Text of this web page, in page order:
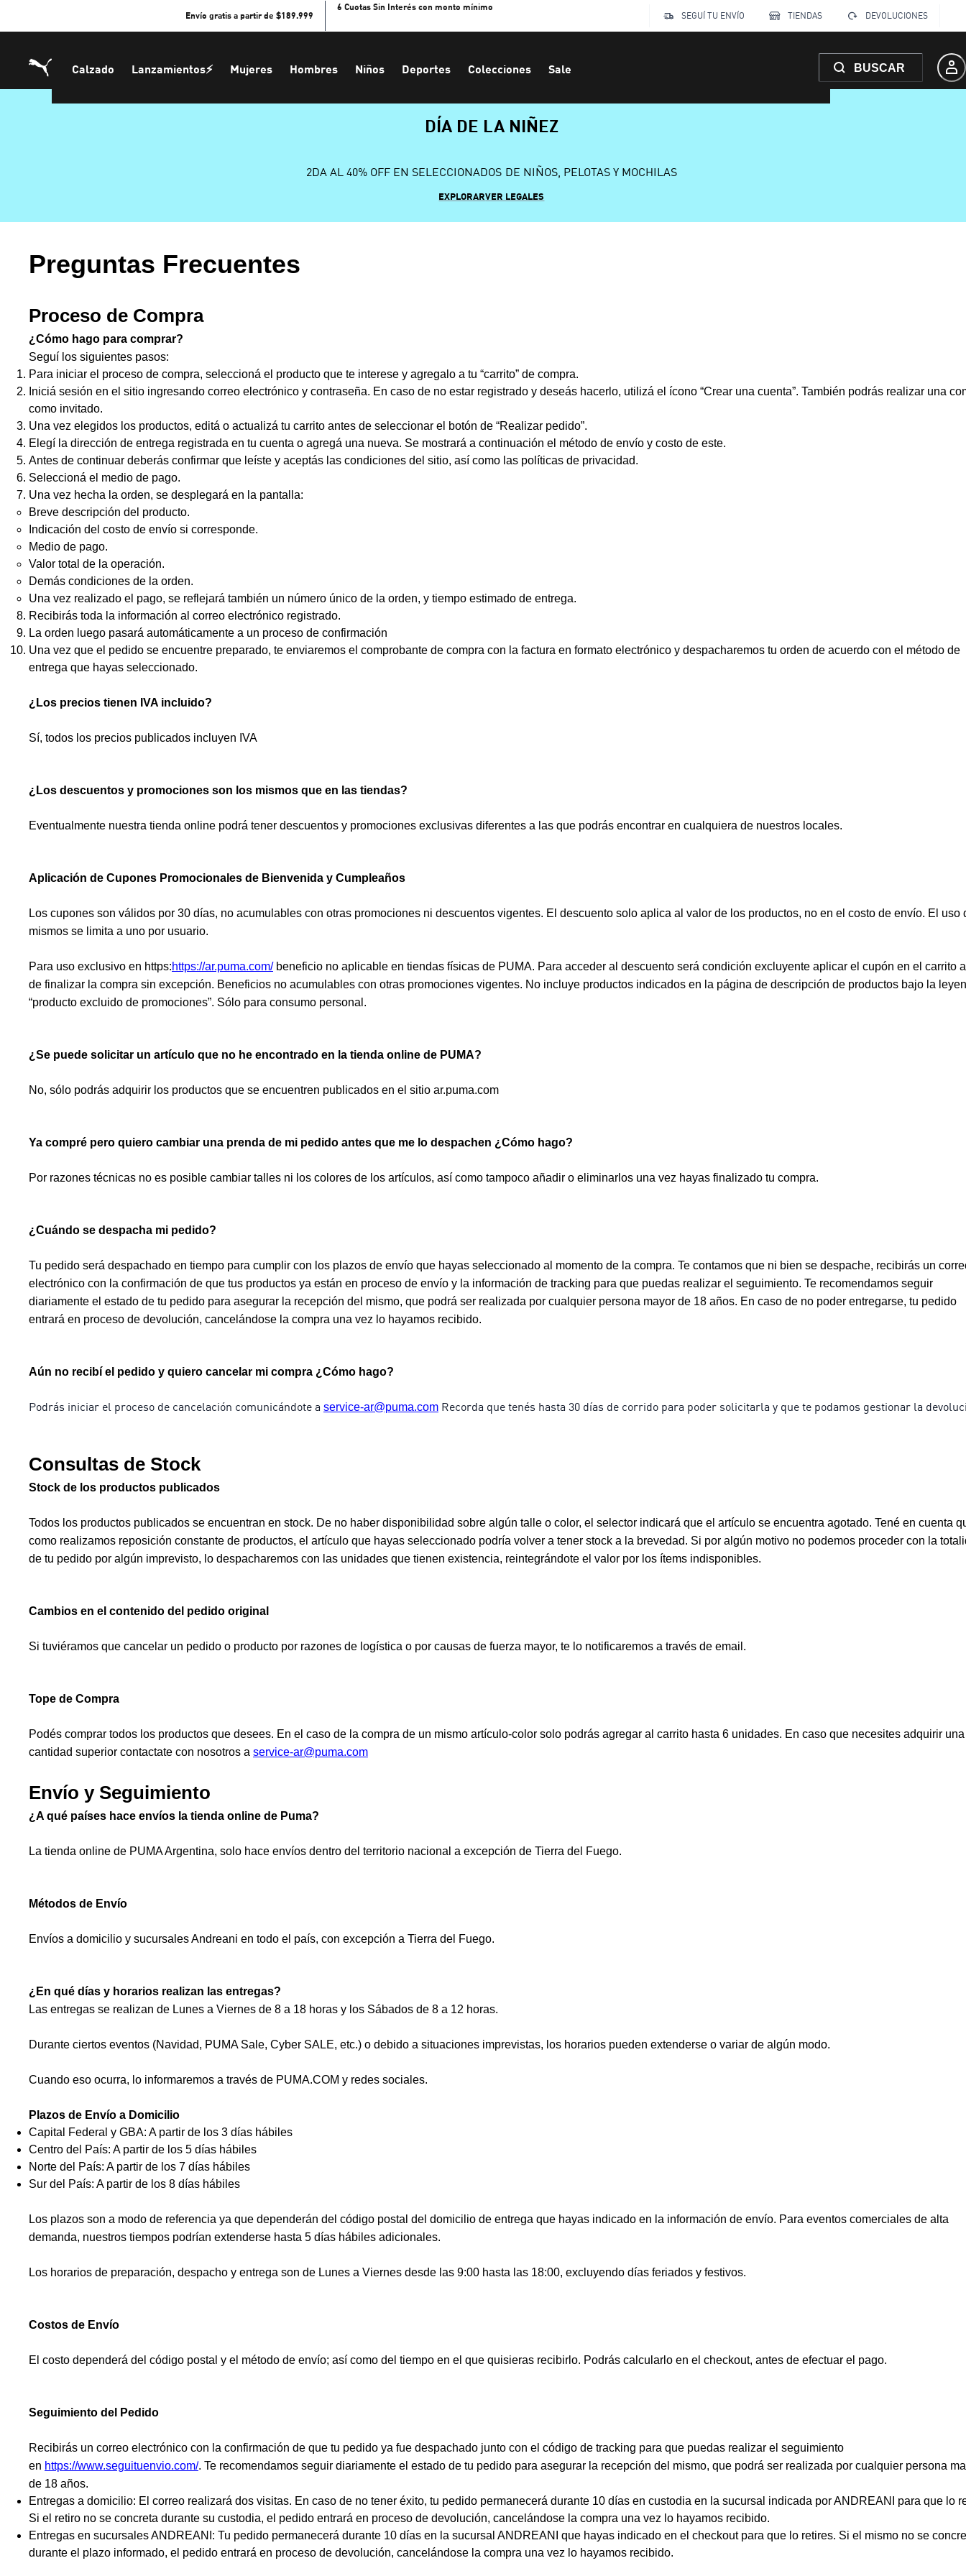
Envío gratis a partir de $189.999
6 Cuotas Sin Interés con monto mínimo
SEGUÍ TU ENVÍO
TIENDAS DEVOLUCIONES
Calzado Lanzamientos⚡ Mujeres Hombres Niños Deportes Colecciones Sale BUSCAR
DÍA DE LA NIÑEZ
2DA AL 40% OFF EN SELECCIONADOS DE NIÑOS, PELOTAS Y MOCHILAS
EXPLORARVER LEGALES
Preguntas Frecuentes
Proceso de Compra
¿Cómo hago para comprar?
Seguí los siguientes pasos:
Para iniciar el proceso de compra, seleccioná el producto que te interese y agregalo a tu “carrito” de compra.
Iniciá sesión en el sitio ingresando correo electrónico y contraseña. En caso de no estar registrado y deseás hacerlo, utilizá el ícono “Crear una cuenta”. También podrás realizar una
como invitado.
Una vez elegidos los productos, editá o actualizá tu carrito antes de seleccionar el botón de “Realizar pedido”.
Elegí la dirección de entrega registrada en tu cuenta o agregá una nueva. Se mostrará a continuación el método de envío y costo de este.
Antes de continuar deberás confirmar que leíste y aceptás las condiciones del sitio, así como las políticas de privacidad.
Seleccioná el medio de pago.
Una vez hecha la orden, se desplegará en la pantalla:
Breve descripción del producto.
Indicación del costo de envío si corresponde.
Medio de pago.
Valor total de la operación.
Demás condiciones de la orden.
Una vez realizado el pago, se reflejará también un número único de la orden, y tiempo estimado de entrega.
Recibirás toda la información al correo electrónico registrado.
La orden luego pasará automáticamente a un proceso de confirmación
Una vez que el pedido se encuentre preparado, te enviaremos el comprobante de compra con la factura en formato electrónico y despacharemos tu orden de acuerdo con el método de
entrega que hayas seleccionado.
¿Los precios tienen IVA incluido?
Sí, todos los precios publicados incluyen IVA
¿Los descuentos y promociones son los mismos que en las tiendas?
Eventualmente nuestra tienda online podrá tener descuentos y promociones exclusivas diferentes a las que podrás encontrar en cualquiera de nuestros locales.
Aplicación de Cupones Promocionales de Bienvenida y Cumpleaños
Los cupones son válidos por 30 días, no acumulables con otras promociones ni descuentos vigentes. El descuento solo aplica al valor de los productos, no en el costo de envío. El uso
mismos se limita a uno por usuario.
Para uso exclusivo en https:https://ar.puma.com/ beneficio no aplicable en tiendas físicas de PUMA. Para acceder al descuento será condición excluyente aplicar el cupón en el carrito
de finalizar la compra sin excepción. Beneficios no acumulables con otras promociones vigentes. No incluye productos indicados en la página de descripción de productos bajo la
“producto excluido de promociones”. Sólo para consumo personal.
¿Se puede solicitar un artículo que no he encontrado en la tienda online de PUMA?
No, sólo podrás adquirir los productos que se encuentren publicados en el sitio ar.puma.com
Ya compré pero quiero cambiar una prenda de mi pedido antes que me lo despachen ¿Cómo hago?
Por razones técnicas no es posible cambiar talles ni los colores de los artículos, así como tampoco añadir o eliminarlos una vez hayas finalizado tu compra.
¿Cuándo se despacha mi pedido?
Tu pedido será despachado en tiempo para cumplir con los plazos de envío que hayas seleccionado al momento de la compra. Te contamos que ni bien se despache, recibirás un
electrónico con la confirmación de que tus productos ya están en proceso de envío y la información de tracking para que puedas realizar el seguimiento. Te recomendamos seguir
diariamente el estado de tu pedido para asegurar la recepción del mismo, que podrá ser realizada por cualquier persona mayor de 18 años. En caso de no poder entregarse, tu pedido
entrará en proceso de devolución, cancelándose la compra una vez lo hayamos recibido.
Aún no recibí el pedido y quiero cancelar mi compra ¿Cómo hago?
Podrás iniciar el proceso de cancelación comunicándote a service-ar@puma.com Recorda que tenés hasta 30 días de corrido para poder solicitarla y que te podamos gestionar la
Consultas de Stock
Stock de los productos publicados
Todos los productos publicados se encuentran en stock. De no haber disponibilidad sobre algún talle o color, el selector indicará que el artículo se encuentra agotado. Tené en cuenta
como realizamos reposición constante de productos, el artículo que hayas seleccionado podría volver a tener stock a la brevedad. Si por algún motivo no podemos proceder con la
de tu pedido por algún imprevisto, lo despacharemos con las unidades que tienen existencia, reintegrándote el valor por los ítems indisponibles.
Cambios en el contenido del pedido original
Si tuviéramos que cancelar un pedido o producto por razones de logística o por causas de fuerza mayor, te lo notificaremos a través de email.
Tope de Compra
Podés comprar todos los productos que desees. En el caso de la compra de un mismo artículo-color solo podrás agregar al carrito hasta 6 unidades. En caso que necesites adquirir una
cantidad superior contactate con nosotros a service-ar@puma.com
Envío y Seguimiento
¿A qué países hace envíos la tienda online de Puma?
La tienda online de PUMA Argentina, solo hace envíos dentro del territorio nacional a excepción de Tierra del Fuego.
Métodos de Envío
Envíos a domicilio y sucursales Andreani en todo el país, con excepción a Tierra del Fuego.
¿En qué días y horarios realizan las entregas?
Las entregas se realizan de Lunes a Viernes de 8 a 18 horas y los Sábados de 8 a 12 horas.
Durante ciertos eventos (Navidad, PUMA Sale, Cyber SALE, etc.) o debido a situaciones imprevistas, los horarios pueden extenderse o variar de algún modo.
Cuando eso ocurra, lo informaremos a través de PUMA.COM y redes sociales.
Plazos de Envío a Domicilio
Capital Federal y GBA: A partir de los 3 días hábiles
Centro del País: A partir de los 5 días hábiles
Norte del País: A partir de los 7 días hábiles
Sur del País: A partir de los 8 días hábiles
Los plazos son a modo de referencia ya que dependerán del código postal del domicilio de entrega que hayas indicado en la información de envío. Para eventos comerciales de alta
demanda, nuestros tiempos podrían extenderse hasta 5 días hábiles adicionales.
Los horarios de preparación, despacho y entrega son de Lunes a Viernes desde las 9:00 hasta las 18:00, excluyendo días feriados y festivos.
Costos de Envío
El costo dependerá del código postal y el método de envío; así como del tiempo en el que quisieras recibirlo. Podrás calcularlo en el checkout, antes de efectuar el pago.
Seguimiento del Pedido
Recibirás un correo electrónico con la confirmación de que tu pedido ya fue despachado junto con el código de tracking para que puedas realizar el seguimiento
en https://www.seguituenvio.com/. Te recomendamos seguir diariamente el estado de tu pedido para asegurar la recepción del mismo, que podrá ser realizada por cualquier persona
de 18 años.
Entregas a domicilio: El correo realizará dos visitas. En caso de no tener éxito, tu pedido permanecerá durante 10 días en custodia en la sucursal indicada por ANDREANI para que lo
Si el retiro no se concreta durante su custodia, el pedido entrará en proceso de devolución, cancelándose la compra una vez lo hayamos recibido.
Entregas en sucursales ANDREANI: Tu pedido permanecerá durante 10 días en la sucursal ANDREANI que hayas indicado en el checkout para que lo retires. Si el mismo no se
durante el plazo informado, el pedido entrará en proceso de devolución, cancelándose la compra una vez lo hayamos recibido.